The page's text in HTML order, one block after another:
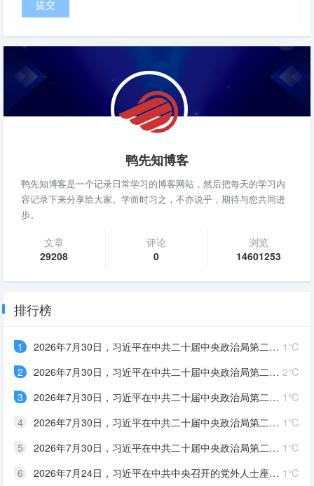
鸭先知博客
鸭先知博客是一个记录日常学习的博客网站，然后把每天的学习内
容记录下来分享给大家。学而时习之，不亦说乎，期待与您共同进
步。
文章
29208
评论
0
浏览
14601253
排行榜
1℃
1
2026年7月30日，习近平在中共二十届中央政治局第二十七次集体学习时强调，巩固提高____国家战略体系和能力，是高质量推进国防和军队现代化的必由之路。要加强军事治理，结合落实跨军地改革任务，优化体制
2℃
2
2026年7月30日，习近平在中共二十届中央政治局第二十七次集体学习时指出，高质量推进国防和军队现代化，根本指向和检验标准始终是____。要加强____军事应用，深化网络信息体系建设运用，逐步构建__
1℃
3
2026年7月30日，习近平在中共二十届中央政治局第二十七次集体学习时强调，____是人民军队立军之本，关乎国防和军队现代化建设方向和底色。要坚持和加强党对军队的绝对领导，全面落实新时代政治建军方略，
1℃
4
2026年7月30日，习近平在中共二十届中央政治局第二十七次集体学习时指出，高质量推进国防和军队现代化，是推进中国式现代化的应有之义。党的十八大以来，党中央统筹中华民族伟大复兴战略全局和世界百年未有之
1℃
5
2026年7月30日，习近平在中共二十届中央政治局第二十七次集体学习时强调，“十五五”时期，要坚持以新时代中国特色社会主义思想为指导，深入贯彻新时代强军思想，强化____引领，深化____发展，高质量
1℃
6
2026年7月24日，习近平在中共中央召开的党外人士座谈会上对各民主党派、全国工商联和无党派人士提出3点希望。一是把思想和行动统一到中共中央关于当前经济形势的分析判断和对经济工作的决策部署上来，坚定_